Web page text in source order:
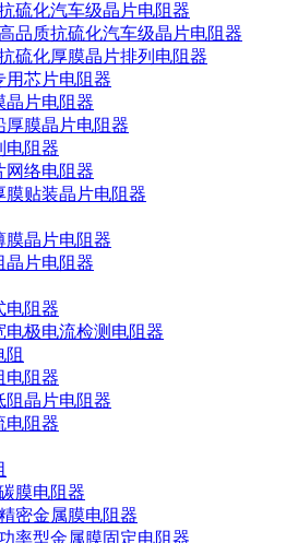
硫化汽车级晶片电阻器
品质抗硫化汽车级晶片电阻器
硫化厚膜晶片排列电阻器
用芯片电阻器
晶片电阻器
厚膜晶片电阻器
电阻器
网络电阻器
膜贴装晶片电阻器
膜晶片电阻器
晶片电阻器
电阻器
电极电流检测电阻器
阻
电阻器
阻晶片电阻器
电阻器
膜电阻器
密金属膜电阻器
率型金属膜固定电阻器